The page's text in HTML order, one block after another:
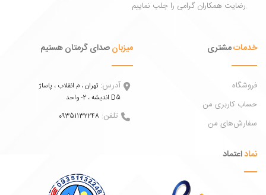
مشتری
کاربری من
من
صدای گرمتان هستیم
آدرس:تهران ، م انقلاب ، پاساژ
تلفن:09351132248